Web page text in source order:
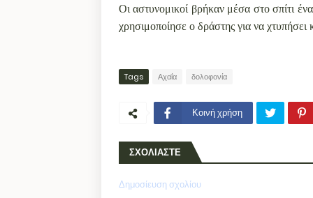
Οι αστυνομικοί βρήκαν μέσα στο σπίτι
χρησιμοποίησε ο δράστης για να
Tags Αχαΐα δολοφονία
Κοινή χρήση
ΣΧΟΛΙΑΣΤΕ
Δημοσίευση σχολίου